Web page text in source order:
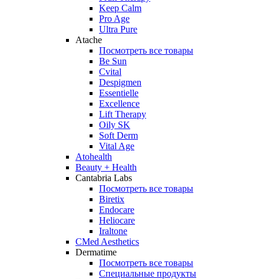
Keep Calm
Pro Age
Ultra Pure
Atache
Посмотреть все товары
Be Sun
Cvital
Despigmen
Essentielle
Excellence
Lift Therapy
Oily SK
Soft Derm
Vital Age
Atohealth
Beauty + Health
Cantabria Labs
Посмотреть все товары
Biretix
Endocare
Heliocare
Iraltone
CMed Aesthetics
Dermatime
Посмотреть все товары
Специальные продукты